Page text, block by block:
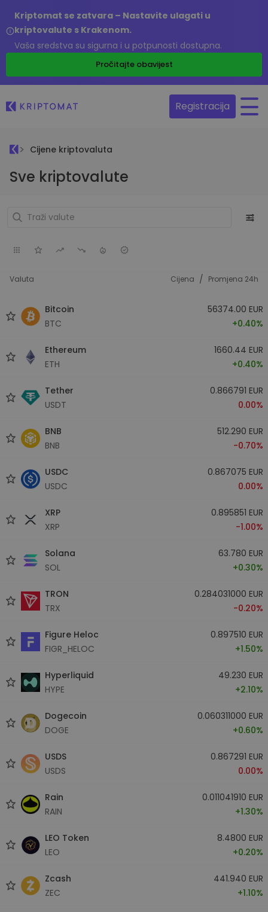
Kriptomat se zatvara – Nastavite ulagati u
kriptovalute s Krakenom.
Vaša sredstva su sigurna i u potpunosti dostupna.
Pročitajte obavijest
Registracija
Cijene kriptovaluta
Sve kriptovalute
Valuta Cijena / Promjena 24h
Bitcoin
BTC
56374.00 EUR
+0.40%
Ethereum
ETH
1660.44 EUR
+0.40%
Tether
USDT
0.866791 EUR
0.00%
BNB
BNB
512.290 EUR
-0.70%
USDC
USDC
0.867075 EUR
0.00%
XRP
XRP
0.895851 EUR
-1.00%
Solana
SOL
63.780 EUR
+0.30%
TRON
TRX
0.284031000 EUR
-0.20%
Figure Heloc
FIGR_HELOC
0.897510 EUR
+1.50%
Hyperliquid
HYPE
49.230 EUR
+2.10%
Dogecoin
DOGE
0.060311000 EUR
+0.60%
USDS
USDS
0.867291 EUR
0.00%
Rain
RAIN
0.011041910 EUR
+1.30%
LEO Token
LEO
8.4800 EUR
+0.20%
Zcash
ZEC
441.940 EUR
+1.10%